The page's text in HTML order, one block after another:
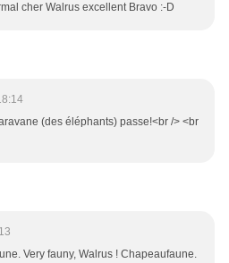
cher Walrus excellent Bravo :-D
(des éléphants) passe!<br /> <br
Very fauny, Walrus ! Chapeaufaune.